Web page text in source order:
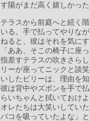
す陽がまだ高く嬉しかっ
テラスから前庭へと続く
いる。手で払ってやりな
ねると、彼はそれを気に
「ああ、そこの椅子に座
指差すテラスの吹きさら
リーが座ってニックと談
いしたビリーは、理由を
彼は背中やズボンを手で
らいちゃんと拭いておけ
オレたちは大笑いしてい
バコを吸っていたよな」